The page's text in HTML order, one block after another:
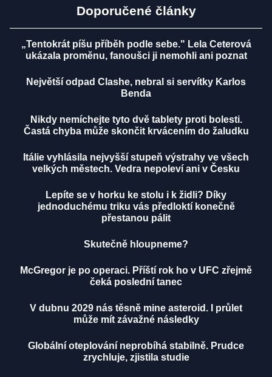
Doporučené články
„Tentokrát píšu příběh podle sebe." Lela Ceterová
ukázala proměnu, fanoušci ji nemohli ani poznat
Největší odpad Clashe, nebral si servítky Karlos
Benda
Nikdy nemíchejte tyto dvě tablety proti bolesti.
Častá chyba může skončit krvácením do žaludku
Itálie vyhlásila nejvyšší stupeň výstrahy ve všech
velkých městech. Vedra nepoleví ani v Česku
Lepíte se v horku ke stolu i k židli? Díky
jednoduchému triku vás předloktí konečně
přestanou pálit
Skutečně hloupneme?
McGregor je po operaci. Příští rok ho v UFC zřejmě
čeká poslední tanec
V dubnu 2029 nás těsně mine asteroid. I průlet
může mít závažné následky
Globální oteplování neprobíhá stabilně. Prudce
zrychluje, zjistila studie